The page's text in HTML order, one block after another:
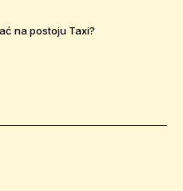
na postoju Taxi?